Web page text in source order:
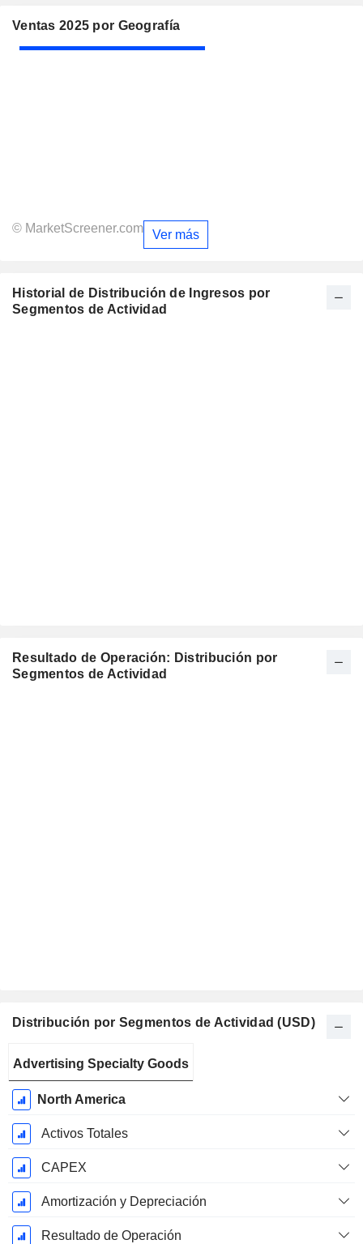
Ventas 2025 por Geografía
© MarketScreener.com Ver más
Historial de Distribución de Ingresos por
Segmentos de Actividad
Resultado de Operación: Distribución por
Segmentos de Actividad
Distribución por Segmentos de Actividad (USD)
fiscal:
Diciembre
Advertising Specialty Goods
North America
Activos Totales
CAPEX
Amortización y Depreciación
Resultado de Operación